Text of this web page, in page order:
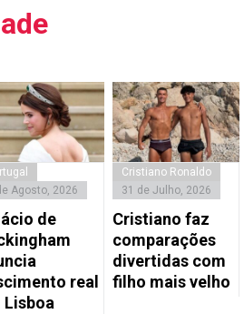
Agosto, 2026
de
real
Lisboa
Cristiano Ronaldo
31 de Julho, 2026
Cristiano faz
comparações
divertidas com
filho mais velho